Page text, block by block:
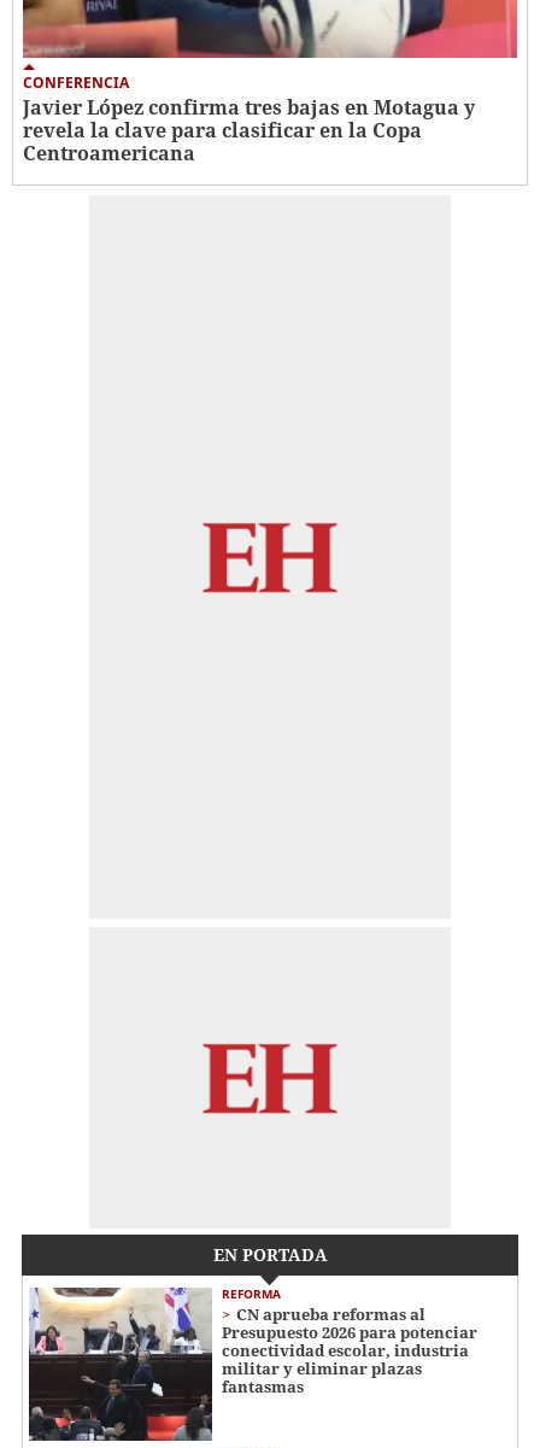
CONFERENCIA
Javier López confirma tres bajas en Motagua y
revela la clave para clasificar en la Copa
Centroamericana
EN PORTADA
REFORMA
CN aprueba reformas al
Presupuesto 2026 para potenciar
conectividad escolar, industria
militar y eliminar plazas
fantasmas